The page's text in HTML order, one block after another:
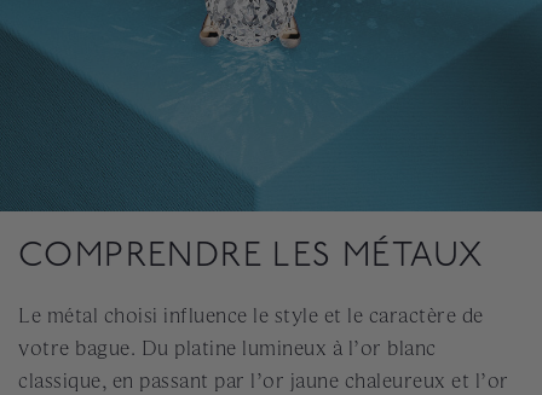
COMPRENDRE LES MÉTAUX
Le métal choisi influence le style et le caractère de
votre bague. Du platine lumineux à l’or blanc
classique, en passant par l’or jaune chaleureux et l’or